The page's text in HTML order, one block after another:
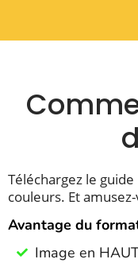
Téléchargez le
couleurs. Et
Avantage du
Image en